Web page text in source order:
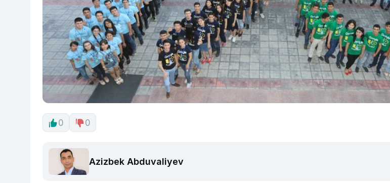
0 0
Azizbek Abduvaliyev